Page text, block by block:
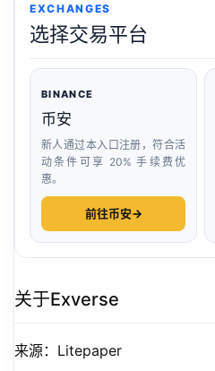
EXCHANGES
选择交易平台
BINANCE
币安
新人通过本入口注册，符合活
动条件可享 20% 手续费优
惠。
前往币安→
关于Exverse
来源：Litepaper